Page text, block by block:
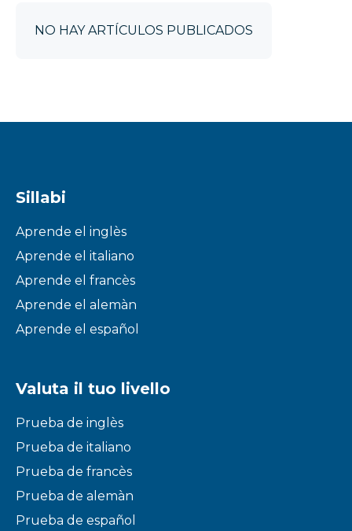
NO HAY ARTÍCULOS PUBLICADOS
Sillabi
Aprende el inglès
Aprende el italiano
Aprende el francès
Aprende el alemàn
Aprende el español
Valuta il tuo livello
Prueba de inglès
Prueba de italiano
Prueba de francès
Prueba de alemàn
Prueba de español